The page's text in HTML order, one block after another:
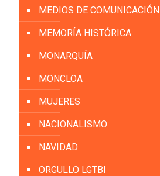
MEDIOS DE COMUNICACIÓN
MEMORÍA HISTÓRICA
MONARQUÍA
MONCLOA
MUJERES
NACIONALISMO
NAVIDAD
ORGULLO LGTBI